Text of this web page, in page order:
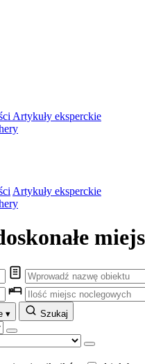
Artykuły eksperckie
Artykuły eksperckie
▾ Szukaj